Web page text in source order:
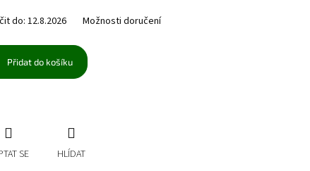
do: 12.8.2026 Možnosti doručení
Přidat do košíku
SE HLÍDAT